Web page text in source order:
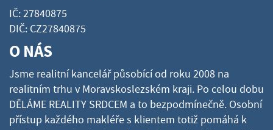
IČ: 27840875
DIČ: CZ27840875
O NÁS
Jsme realitní kancelář působící od roku 2008 na
realitním trhu v Moravskoslezském kraji. Po celou dobu
DĚLÁME REALITY SRDCEM a to bezpodmínečně. Osobní
přístup každého makléře s klientem totiž pomáhá k